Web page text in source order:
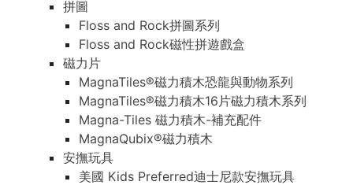
拼圖
Floss and Rock拼圖系列
Floss and Rock磁性拼遊戲盒
磁力片
MagnaTiles®磁力積木恐龍與動物系列
MagnaTiles®磁力積木16片磁力積木系列
Magna-Tiles 磁力積木-補充配件
MagnaQubix®磁力積木
安撫玩具
美國 Kids Preferred迪士尼款安撫玩具